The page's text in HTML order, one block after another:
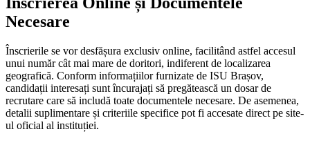
Necesare
Înscrierile se vor desfășura exclusiv online, facilitând astfel accesul
unui număr cât mai mare de doritori, indiferent de localizarea
geografică. Conform informațiilor furnizate de ISU Brașov,
candidații interesați sunt încurajați să pregătească un dosar de
recrutare care să includă toate documentele necesare. De asemenea,
detalii suplimentare și criteriile specifice pot fi accesate direct pe site-
ul oficial al instituției.